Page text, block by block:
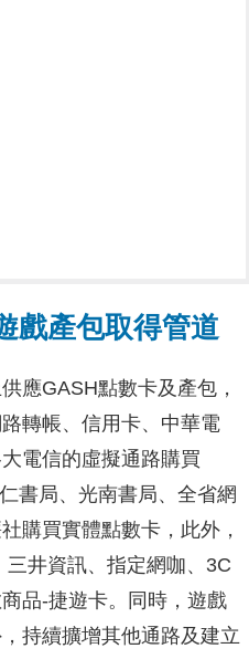
戲產包取得管道
應GASH點數卡及產包，
轉帳、信用卡、中華電
電信的虛擬通路購買
書局、光南書局、全省網
購買實體點數卡，此外，
井資訊、指定網咖、3C
品-捷遊卡。同時，遊戲
持續擴增其他通路及建立